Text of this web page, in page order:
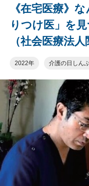
《在宅医療》
りつけ医」を
（社会医療法
2022年 介護の日しん